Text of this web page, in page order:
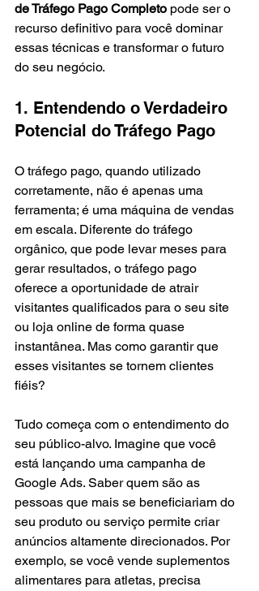
de Tráfego Pago Completo pode ser o
recurso definitivo para você dominar
essas técnicas e transformar o futuro
do seu negócio.
1. Entendendo o Verdadeiro
Potencial do Tráfego Pago
O tráfego pago, quando utilizado
corretamente, não é apenas uma
ferramenta; é uma máquina de vendas
em escala. Diferente do tráfego
orgânico, que pode levar meses para
gerar resultados, o tráfego pago
oferece a oportunidade de atrair
visitantes qualificados para o seu site
ou loja online de forma quase
instantânea. Mas como garantir que
esses visitantes se tornem clientes
fiéis?
Tudo começa com o entendimento do
seu público-alvo. Imagine que você
está lançando uma campanha de
Google Ads. Saber quem são as
pessoas que mais se beneficiariam do
seu produto ou serviço permite criar
anúncios altamente direcionados. Por
exemplo, se você vende suplementos
alimentares para atletas, precisa